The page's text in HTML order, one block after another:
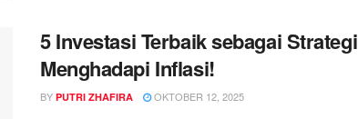
5 Investasi Terbaik sebagai Strategi
Menghadapi Inflasi!
BY PUTRI ZHAFIRA OKTOBER 12, 2025